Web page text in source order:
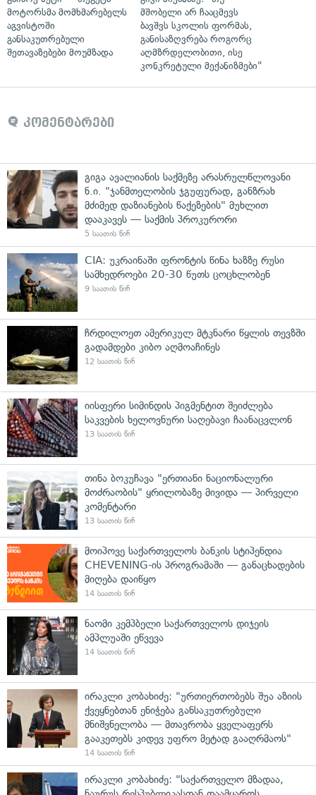
მოტორსმა მომხმარებელს
აგვისტოში
განსაკუთრებული
შეთავაზებები მოუმზადა
მშობელი არ ჩააცმევს
ბავშვს სკოლის ფორმას,
განისაზღვრება როგორც
აღმზრდელობითი, ისე
კონკრეტული მექანიზმები"
კომენტარები
გიგა ავალიანის საქმეზე არასრულწლოვანი
ნ.ი. "ჯანმთელობის ჯგუფურად, განზრახ
მძიმედ დაზიანების წაქეზების" მუხლით
დააკავეს — საქმის პროკურორი
5 საათის წინ
CIA: უკრაინაში ფრონტის წინა ხაზზე რუსი
სამხედროები 20-30 წუთს ცოცხლობენ
9 საათის წინ
ჩრდილოეთ ამერიკულ მტკნარი წყლის თევზში
გადამდები კიბო აღმოაჩინეს
12 საათის წინ
იისფერი სიმინდის პიგმენტით შეიძლება
საკვების ხელოვნური საღებავი ჩაანაცვლონ
13 საათის წინ
თინა ბოკუჩავა "ერთიანი ნაციონალური
მოძრაობის" ყრილობაზე მივიდა — პირველი
კომენტარი
13 საათის წინ
მოიპოვე საქართველოს ბანკის სტიპენდია
CHEVENING-ის პროგრამაში — განაცხადების
მიღება დაიწყო
14 საათის წინ
ნაომი კემპბელი საქართველოს დიჯეის
ამპლუაში ეწვევა
14 საათის წინ
ირაკლი კობახიძე: "ურთიერთობებს შუა აზიის
ქვეყნებთან ენიჭება განსაკუთრებული
მნიშვნელობა — მთავრობა ყველაფერს
გააკეთებს კიდევ უფრო მეტად გააღრმაოს"
14 საათის წინ
ირაკლი კობახიძე: "საქართველო მზადაა,